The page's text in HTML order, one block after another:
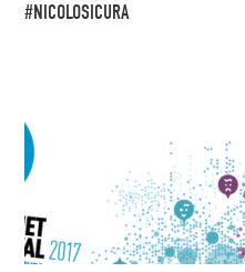
#NICOLOSICURA